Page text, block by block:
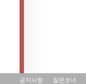
공지사항 질문코너